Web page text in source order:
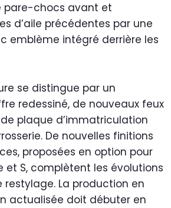
pare-chocs avant et
d’aile précédentes par une
emblème intégré derrière les
se distingue par un
redessiné, de nouveaux feux
plaque d’immatriculation
De nouvelles finitions
proposées en option pour
et S, complètent les évolutions
restylage. La production en
actualisée doit débuter en